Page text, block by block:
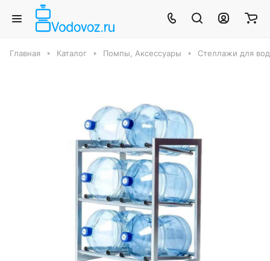
Главная Каталог Помпы, Аксессуары Стеллажи для